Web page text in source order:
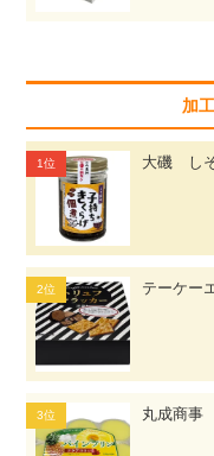
加
大磯 し
テーケー
丸成商事